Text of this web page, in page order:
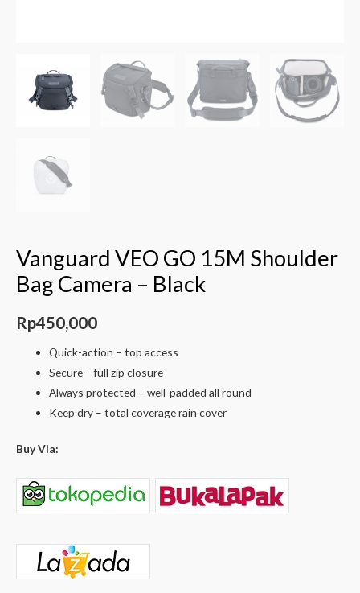
Vanguard VEO GO 15M Shoulder
Bag Camera – Black
Rp450,000
Quick-action – top access
Secure – full zip closure
Always protected – well-padded all round
Keep dry – total coverage rain cover
Buy Via: